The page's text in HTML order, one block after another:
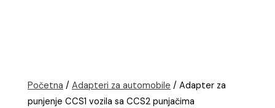
Početna /Adapteri za automobile / Adapter za
punjenje CCS1 vozila sa CCS2 punjačima